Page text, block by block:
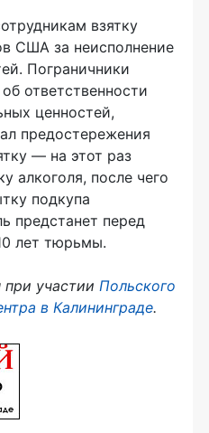
взятку
США за неисполнение
Пограничники
ответственности
ценностей,
предостережения
— на этот раз
алкоголя, после чего
подкупа
предстанет перед
лет тюрьмы.
при участии Польского
в Калининграде.